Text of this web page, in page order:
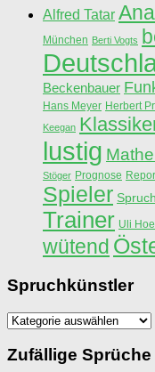
Alfred Tatar
München Berti Vogts
Beckenbauer
Hans Meyer Herbert
Keegan
lustig
Stöger Prognose
Spieler
Trainer Uli
wütend
Spruchkünstler
Spruchkünstler
Zufällige Sprüche